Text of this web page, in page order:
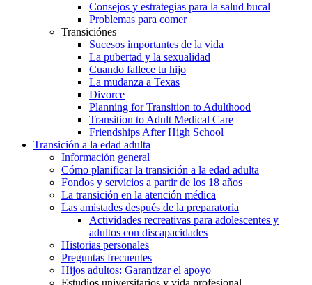
Consejos y estrategias para la salud bucal
Problemas para comer
Transiciónes
Sucesos importantes de la vida
La pubertad y la sexualidad
Cuando fallece tu hijo
La mudanza a Texas
Divorce
Planning for Transition to Adulthood
Transition to Adult Medical Care
Friendships After High School
Transición a la edad adulta
Información general
Cómo planificar la transición a la edad adulta
Fondos y servicios a partir de los 18 años
La transición en la atención médica
Las amistades después de la preparatoria
Actividades recreativas para adolescentes y
adultos con discapacidades
Historias personales
Preguntas frecuentes
Hijos adultos: Garantizar el apoyo
Estudios universitarios y vida profesional